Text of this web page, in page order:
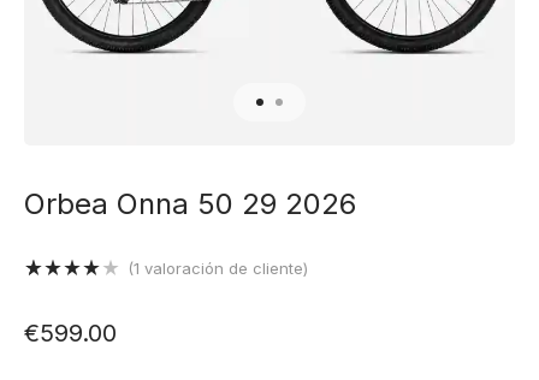
Orbea Onna 50 29 2026
de 5 en
(1 valoración de cliente)
€599.00